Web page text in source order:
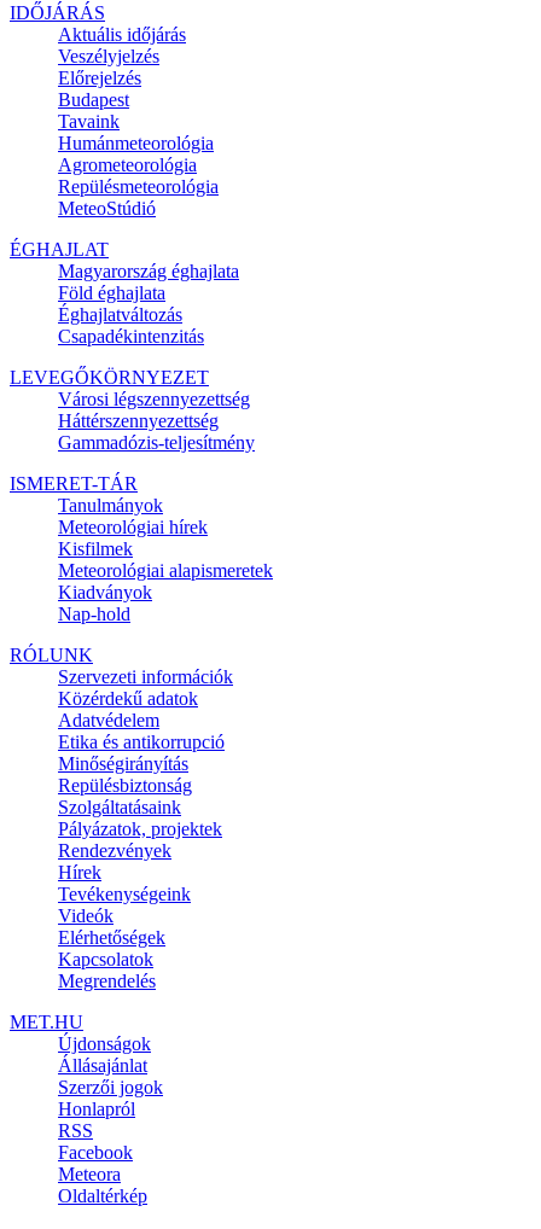
IDŐJÁRÁS
Aktuális időjárás
Veszélyjelzés
Előrejelzés
Budapest
Tavaink
Humánmeteorológia
Agrometeorológia
Repülésmeteorológia
MeteoStúdió
ÉGHAJLAT
Magyarország éghajlata
Föld éghajlata
Éghajlatváltozás
Csapadékintenzitás
LEVEGŐKÖRNYEZET
Városi légszennyezettség
Háttérszennyezettség
Gammadózis-teljesítmény
ISMERET-TÁR
Tanulmányok
Meteorológiai hírek
Kisfilmek
Meteorológiai alapismeretek
Kiadványok
Nap-hold
RÓLUNK
Szervezeti információk
Közérdekű adatok
Adatvédelem
Etika és antikorrupció
Minőségirányítás
Repülésbiztonság
Szolgáltatásaink
Pályázatok, projektek
Rendezvények
Hírek
Tevékenységeink
Videók
Elérhetőségek
Kapcsolatok
Megrendelés
MET.HU
Újdonságok
Állásajánlat
Szerzői jogok
Honlapról
RSS
Facebook
Meteora
Oldaltérkép